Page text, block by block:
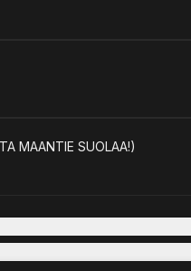
MAANTIE SUOLAA!)